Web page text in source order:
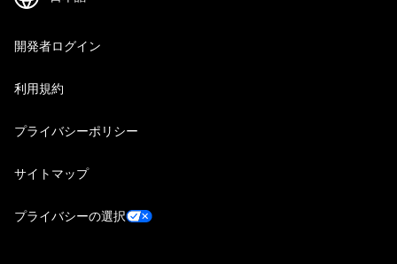
開発者ログイン
利用規約
プライバシーポリシー
サイトマップ
プライバシーの選択